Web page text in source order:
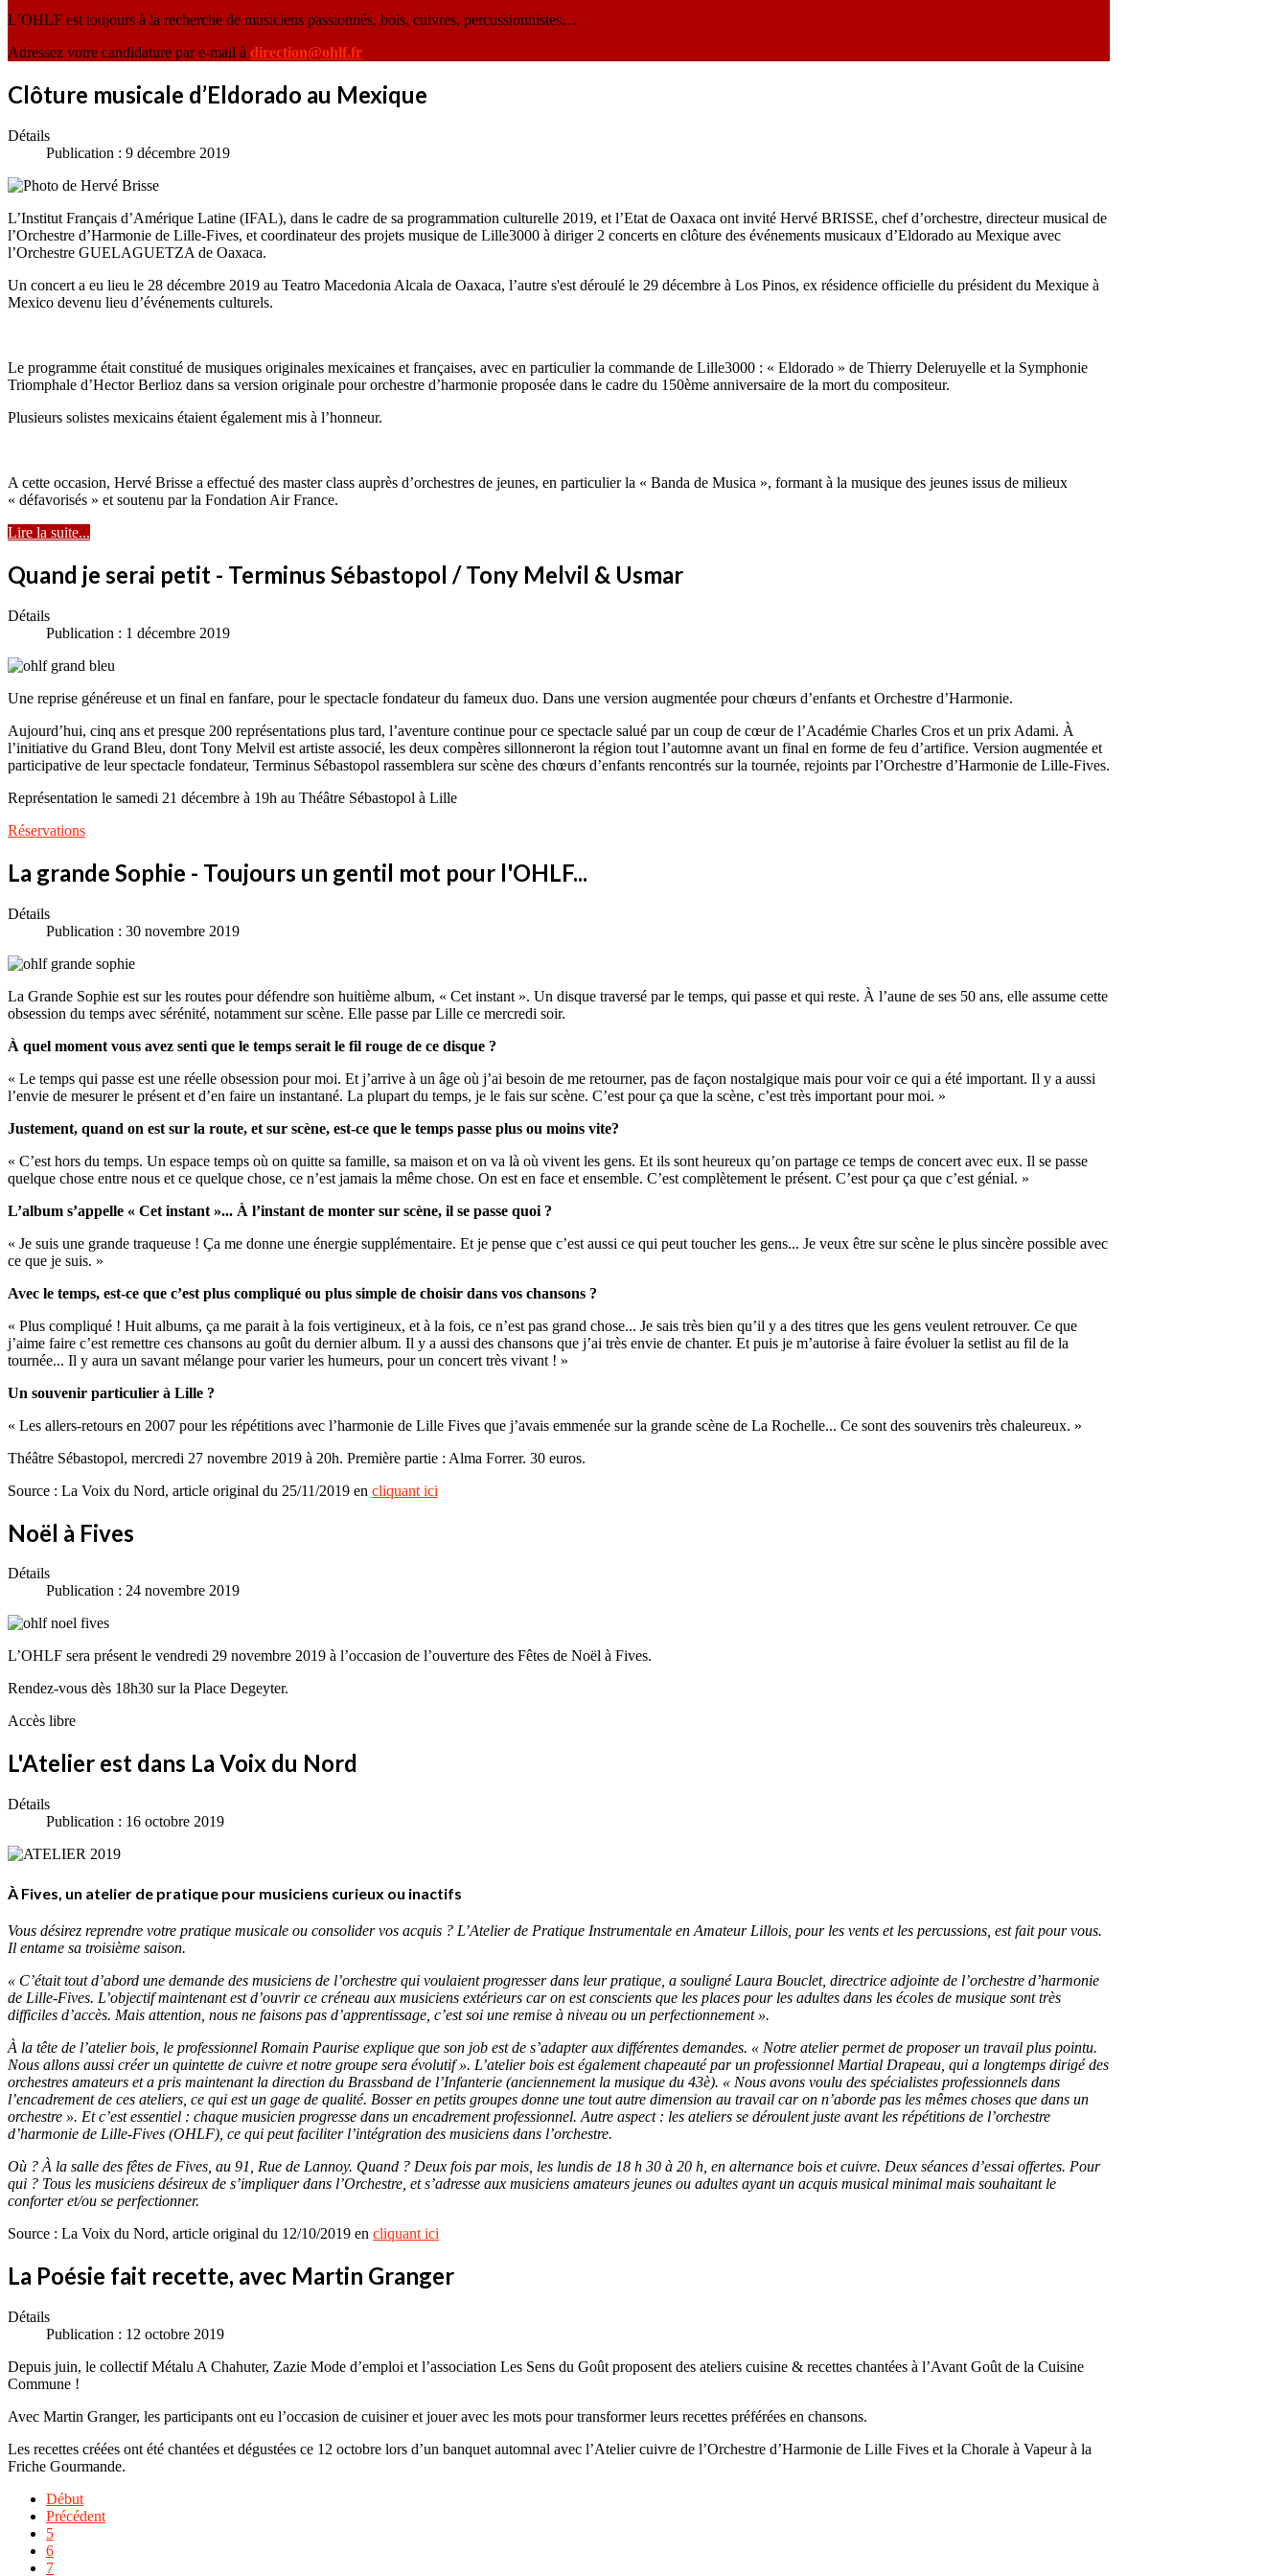
L’OHLF est toujours à la recherche de musiciens passionnés, bois, cuivres, percussionnistes…
Adressez votre candidature par e-mail à direction@ohlf.fr
Clôture musicale d’Eldorado au Mexique
Détails
Publication : 9 décembre 2019
L’Institut Français d’Amérique Latine (IFAL), dans le cadre de sa programmation culturelle 2019, et l’Etat de Oaxaca ont invité Hervé BRISSE, chef d’orchestre, directeur musical de
l’Orchestre d’Harmonie de Lille-Fives, et coordinateur des projets musique de Lille3000 à diriger 2 concerts en clôture des événements musicaux d’Eldorado au Mexique avec
l’Orchestre GUELAGUETZA de Oaxaca.
Un concert a eu lieu le 28 décembre 2019 au Teatro Macedonia Alcala de Oaxaca, l’autre s'est déroulé le 29 décembre à Los Pinos, ex résidence officielle du président du Mexique à
Mexico devenu lieu d’événements culturels.
Le programme était constitué de musiques originales mexicaines et françaises, avec en particulier la commande de Lille3000 : « Eldorado » de Thierry Deleruyelle et la Symphonie
Triomphale d’Hector Berlioz dans sa version originale pour orchestre d’harmonie proposée dans le cadre du 150ème anniversaire de la mort du compositeur.
Plusieurs solistes mexicains étaient également mis à l’honneur.
A cette occasion, Hervé Brisse a effectué des master class auprès d’orchestres de jeunes, en particulier la « Banda de Musica », formant à la musique des jeunes issus de milieux
« défavorisés » et soutenu par la Fondation Air France.
Lire la suite...
Quand je serai petit - Terminus Sébastopol / Tony Melvil & Usmar
Détails
Publication : 1 décembre 2019
Une reprise généreuse et un final en fanfare, pour le spectacle fondateur du fameux duo. Dans une version augmentée pour chœurs d’enfants et Orchestre d’Harmonie.
Aujourd’hui, cinq ans et presque 200 représentations plus tard, l’aventure continue pour ce spectacle salué par un coup de cœur de l’Académie Charles Cros et un prix Adami. À
l’initiative du Grand Bleu, dont Tony Melvil est artiste associé, les deux compères sillonneront la région tout l’automne avant un final en forme de feu d’artifice. Version augmentée et
participative de leur spectacle fondateur, Terminus Sébastopol rassemblera sur scène des chœurs d’enfants rencontrés sur la tournée, rejoints par l’Orchestre d’Harmonie de Lille-Fives.
Représentation le samedi 21 décembre à 19h au Théâtre Sébastopol à Lille
Réservations
La grande Sophie - Toujours un gentil mot pour l'OHLF...
Détails
Publication : 30 novembre 2019
La Grande Sophie est sur les routes pour défendre son huitième album, « Cet instant ». Un disque traversé par le temps, qui passe et qui reste. À l’aune de ses 50 ans, elle assume cette
obsession du temps avec sérénité, notamment sur scène. Elle passe par Lille ce mercredi soir.
À quel moment vous avez senti que le temps serait le fil rouge de ce disque ?
« Le temps qui passe est une réelle obsession pour moi. Et j’arrive à un âge où j’ai besoin de me retourner, pas de façon nostalgique mais pour voir ce qui a été important. Il y a aussi
l’envie de mesurer le présent et d’en faire un instantané. La plupart du temps, je le fais sur scène. C’est pour ça que la scène, c’est très important pour moi. »
Justement, quand on est sur la route, et sur scène, est-ce que le temps passe plus ou moins vite?
« C’est hors du temps. Un espace temps où on quitte sa famille, sa maison et on va là où vivent les gens. Et ils sont heureux qu’on partage ce temps de concert avec eux. Il se passe
quelque chose entre nous et ce quelque chose, ce n’est jamais la même chose. On est en face et ensemble. C’est complètement le présent. C’est pour ça que c’est génial. »
L’album s’appelle « Cet instant »... À l’instant de monter sur scène, il se passe quoi ?
« Je suis une grande traqueuse ! Ça me donne une énergie supplémentaire. Et je pense que c’est aussi ce qui peut toucher les gens... Je veux être sur scène le plus sincère possible avec
ce que je suis. »
Avec le temps, est-ce que c’est plus compliqué ou plus simple de choisir dans vos chansons ?
« Plus compliqué ! Huit albums, ça me parait à la fois vertigineux, et à la fois, ce n’est pas grand chose... Je sais très bien qu’il y a des titres que les gens veulent retrouver. Ce que
j’aime faire c’est remettre ces chansons au goût du dernier album. Il y a aussi des chansons que j’ai très envie de chanter. Et puis je m’autorise à faire évoluer la setlist au fil de la
tournée... Il y aura un savant mélange pour varier les humeurs, pour un concert très vivant ! »
Un souvenir particulier à Lille ?
« Les allers-retours en 2007 pour les répétitions avec l’harmonie de Lille Fives que j’avais emmenée sur la grande scène de La Rochelle... Ce sont des souvenirs très chaleureux. »
Théâtre Sébastopol, mercredi 27 novembre 2019 à 20h. Première partie : Alma Forrer. 30 euros.
Source : La Voix du Nord, article original du 25/11/2019 en cliquant ici
Noël à Fives
Détails
Publication : 24 novembre 2019
L’OHLF sera présent le vendredi 29 novembre 2019 à l’occasion de l’ouverture des Fêtes de Noël à Fives.
Rendez-vous dès 18h30 sur la Place Degeyter.
Accès libre
L'Atelier est dans La Voix du Nord
Détails
Publication : 16 octobre 2019
À Fives, un atelier de pratique pour musiciens curieux ou inactifs
Vous désirez reprendre votre pratique musicale ou consolider vos acquis ? L’Atelier de Pratique Instrumentale en Amateur Lillois, pour les vents et les percussions, est fait pour vous.
Il entame sa troisième saison.
« C’était tout d’abord une demande des musiciens de l’orchestre qui voulaient progresser dans leur pratique, a souligné Laura Bouclet, directrice adjointe de l’orchestre d’harmonie
de Lille-Fives. L’objectif maintenant est d’ouvrir ce créneau aux musiciens extérieurs car on est conscients que les places pour les adultes dans les écoles de musique sont très
difficiles d’accès. Mais attention, nous ne faisons pas d’apprentissage, c’est soi une remise à niveau ou un perfectionnement ».
À la tête de l’atelier bois, le professionnel Romain Paurise explique que son job est de s’adapter aux différentes demandes. « Notre atelier permet de proposer un travail plus pointu.
Nous allons aussi créer un quintette de cuivre et notre groupe sera évolutif ». L’atelier bois est également chapeauté par un professionnel Martial Drapeau, qui a longtemps dirigé des
orchestres amateurs et a pris maintenant la direction du Brassband de l’Infanterie (anciennement la musique du 43è). « Nous avons voulu des spécialistes professionnels dans
l’encadrement de ces ateliers, ce qui est un gage de qualité. Bosser en petits groupes donne une tout autre dimension au travail car on n’aborde pas les mêmes choses que dans un
orchestre ». Et c’est essentiel : chaque musicien progresse dans un encadrement professionnel. Autre aspect : les ateliers se déroulent juste avant les répétitions de l’orchestre
d’harmonie de Lille-Fives (OHLF), ce qui peut faciliter l’intégration des musiciens dans l’orchestre.
Où ? À la salle des fêtes de Fives, au 91, Rue de Lannoy. Quand ? Deux fois par mois, les lundis de 18 h 30 à 20 h, en alternance bois et cuivre. Deux séances d’essai offertes. Pour
qui ? Tous les musiciens désireux de s’impliquer dans l’Orchestre, et s’adresse aux musiciens amateurs jeunes ou adultes ayant un acquis musical minimal mais souhaitant le
conforter et/ou se perfectionner.
Source : La Voix du Nord, article original du 12/10/2019 en cliquant ici
La Poésie fait recette, avec Martin Granger
Détails
Publication : 12 octobre 2019
Depuis juin, le collectif Métalu A Chahuter, Zazie Mode d’emploi et l’association Les Sens du Goût proposent des ateliers cuisine & recettes chantées à l’Avant Goût de la Cuisine
Commune !
Avec Martin Granger, les participants ont eu l’occasion de cuisiner et jouer avec les mots pour transformer leurs recettes préférées en chansons.
Les recettes créées ont été chantées et dégustées ce 12 octobre lors d’un banquet automnal avec l’Atelier cuivre de l’Orchestre d’Harmonie de Lille Fives et la Chorale à Vapeur à la
Friche Gourmande.
Début
Précédent
5
6
7